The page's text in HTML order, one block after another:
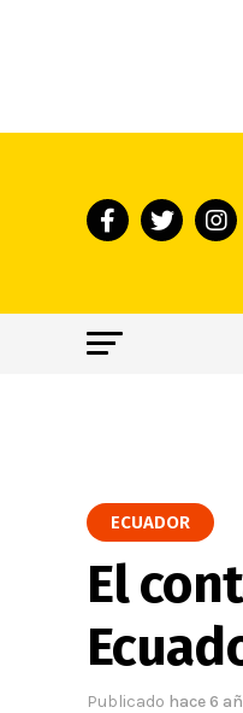
ECUADOR
El
Publicado hace 6